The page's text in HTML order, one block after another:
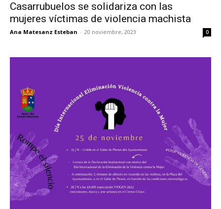
Casarrubuelos se solidariza con las
mujeres víctimas de violencia machista
Ana Matesanz Esteban - 20 noviembre, 2023 0